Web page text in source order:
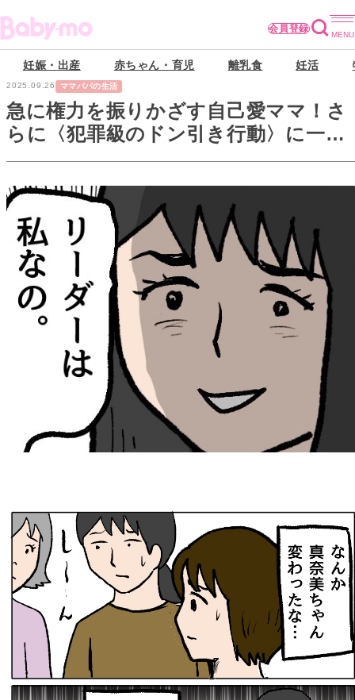
会員登録
妊娠・出産 赤ちゃん・育児 離乳食 妊活
2025.09.26 ママパパの生活
急に権力を振りかざす自己愛ママ！さ
らに〈犯罪級のドン引き行動〉に一同
あ然…【自己愛女の終わり方#5】